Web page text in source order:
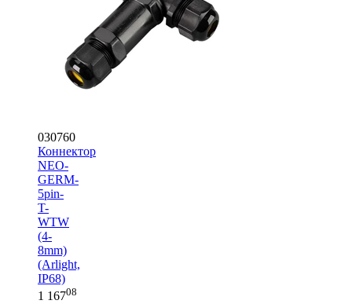
030760
Коннектор
NEO-
GERM-
5pin-
T-
WTW
(4-
8mm)
(Arlight,
IP68)
1 16708